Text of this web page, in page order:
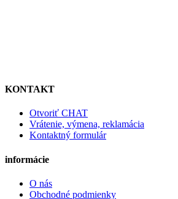
KONTAKT
Otvoriť CHAT
Vrátenie, výmena, reklamácia
Kontaktný formulár
informácie
O nás
Obchodné podmienky